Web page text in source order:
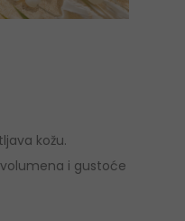
kožu.
i gustoće